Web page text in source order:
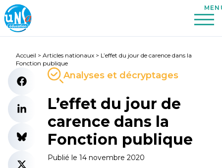
Accueil > Articles nationaux > L’effet du jour de carence dans la
Fonction publique
Analyses et décryptages
L’effet du jour de
carence dans la
Fonction publique
Publié le 14 novembre 2020